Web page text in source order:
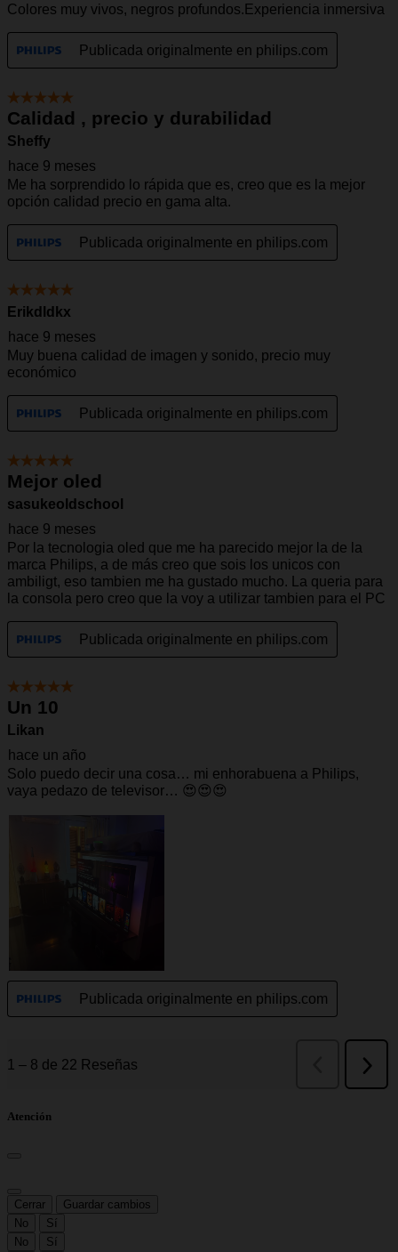
Atención
Cerrar
Guardar cambios
No
Sí
No
Sí